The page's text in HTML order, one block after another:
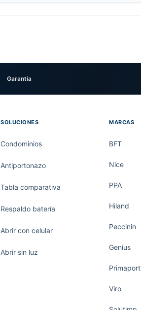
Garantía
SOLUCIONES
Condominios
Antiportonazo
Tabla comparativa
Respaldo batería
Abrir con celular
Abrir sin luz
MARCAS
BFT
Nice
PPA
Hiland
Peccinin
Genius
Primaport
Viro